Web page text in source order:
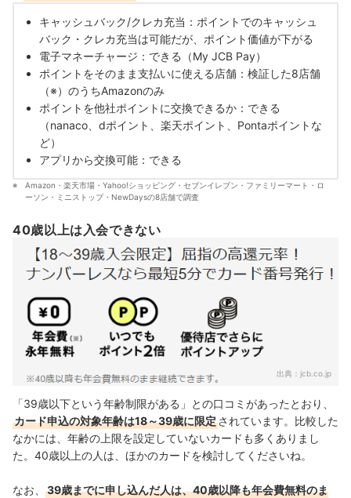
キャッシュバック/クレカ充当：ポイントでのキャッシュ
バック・クレカ充当は可能だが、ポイント価値が下がる
電子マネーチャージ：できる（My JCB Pay）
ポイントをそのまま支払いに使える店舗：検証した8店舗
（※）のうちAmazonのみ
ポイントを他社ポイントに交換できるか：できる
（nanaco、dポイント、楽天ポイント、Pontaポイントな
ど）
アプリから交換可能：できる
Amazon・楽天市場・Yahoo!ショッピング・セブンイレブン・ファミリーマート・ロ
ーソン・ミニストップ・NewDaysの8店舗で調査
40歳以上は入会できない
出典： jcb.co.jp
「39歳以下という年齢制限がある」との口コミがあったとおり、
カード申込の対象年齢は18～39歳に限定されています。 比較した
なかには、年齢の上限を設定していないカードも多くありまし
た。40歳以上の人は、ほかのカードを検討してくださいね。
なお、
39歳までに申し込んだ人は、40歳以降も年会費無料のま